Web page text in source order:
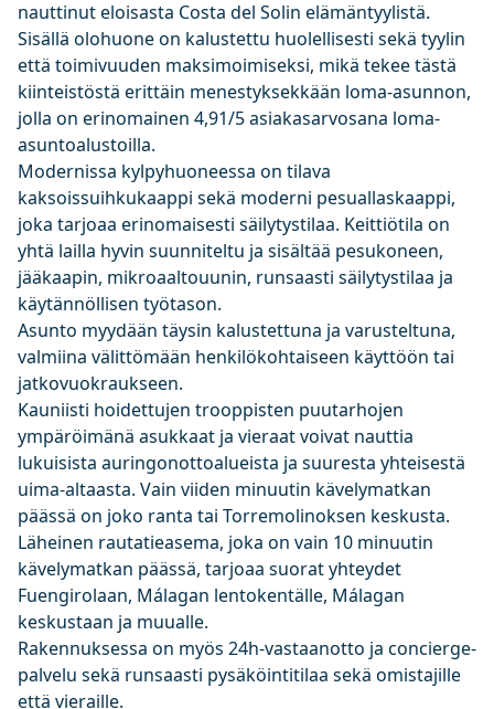
nauttinut eloisasta Costa del Solin elämäntyylistä.
Sisällä olohuone on kalustettu huolellisesti sekä tyylin
että toimivuuden maksimoimiseksi, mikä tekee tästä
kiinteistöstä erittäin menestyksekkään loma-asunnon,
jolla on erinomainen 4,91/5 asiakasarvosana loma-
asuntoalustoilla.
Modernissa kylpyhuoneessa on tilava
kaksoissuihkukaappi sekä moderni pesuallaskaappi,
joka tarjoaa erinomaisesti säilytystilaa. Keittiötila on
yhtä lailla hyvin suunniteltu ja sisältää pesukoneen,
jääkaapin, mikroaaltouunin, runsaasti säilytystilaa ja
käytännöllisen työtason.
Asunto myydään täysin kalustettuna ja varusteltuna,
valmiina välittömään henkilökohtaiseen käyttöön tai
jatkovuokraukseen.
Kauniisti hoidettujen trooppisten puutarhojen
ympäröimänä asukkaat ja vieraat voivat nauttia
lukuisista auringonottoalueista ja suuresta yhteisestä
uima-altaasta. Vain viiden minuutin kävelymatkan
päässä on joko ranta tai Torremolinoksen keskusta.
Läheinen rautatieasema, joka on vain 10 minuutin
kävelymatkan päässä, tarjoaa suorat yhteydet
Fuengirolaan, Málagan lentokentälle, Málagan
keskustaan ​​ja muualle.
Rakennuksessa on myös 24h-vastaanotto ja concierge-
palvelu sekä runsaasti pysäköintitilaa sekä omistajille
että vieraille.